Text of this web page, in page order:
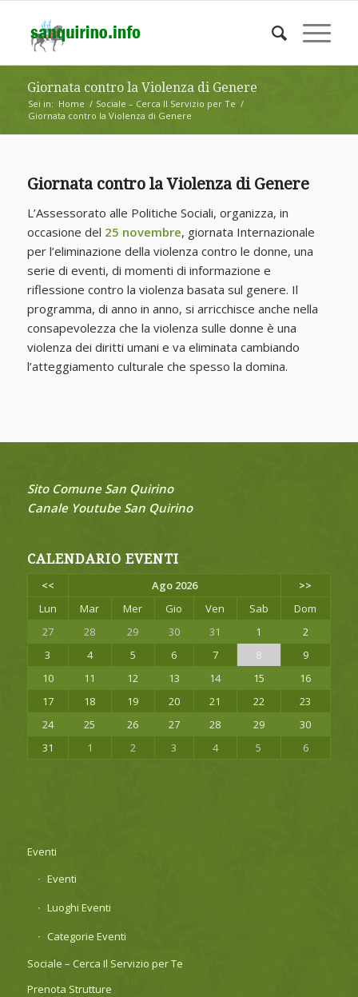
Giornata contro la Violenza di Genere
Sei in: Home / Sociale – Cerca Il Servizio per Te /
Giornata contro la Violenza di Genere
Giornata contro la Violenza di Genere
L’Assessorato alle Politiche Sociali, organizza, in
occasione del 25 novembre, giornata Internazionale
per l’eliminazione della violenza contro le donne, una
serie di eventi, di momenti di informazione e
riflessione contro la violenza basata sul genere. Il
programma, di anno in anno, si arricchisce anche nella
consapevolezza che la violenza sulle donne è una
violenza dei diritti umani e va eliminata cambiando
l’atteggiamento culturale che spesso la domina.
Sito Comune San Quirino
Canale Youtube San Quirino
CALENDARIO EVENTI
<< Ago 2026
>>
Lun
Mar Mer Gio Ven Sab
Dom
27
28 29 30 31 1
2
3
4 5 6 7 8
9
10
11 12 13 14 15
16
17
18 19 20 21 22
23
24
25 26 27 28 29
30
31
1 2 3 4 5 6
Eventi
Eventi
Luoghi Eventi
Categorie Eventi
Sociale – Cerca Il Servizio per Te
Prenota Strutture